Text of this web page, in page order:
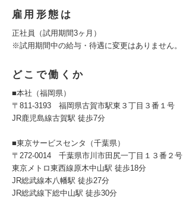
雇用形態は
正社員（試用期間3ヶ月）
※試用期間中の給与・待遇に変更はありません。
どこで働くか
■本社（福岡県）
〒811-3193 福岡県古賀市駅東３丁目３番１号
JR鹿児島線古賀駅 徒歩7分
■東京サービスセンタ（千葉県）
〒272-0014 千葉県市川市田尻一丁目１３番２号
東京メトロ東西線原木中山駅 徒歩18分
JR総武線本八幡駅 徒歩27分
JR総武線下総中山駅 徒歩30分